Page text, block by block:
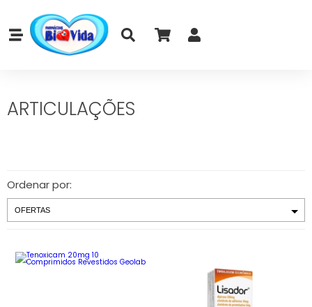
ARTICULAÇÕES
Ordenar por: